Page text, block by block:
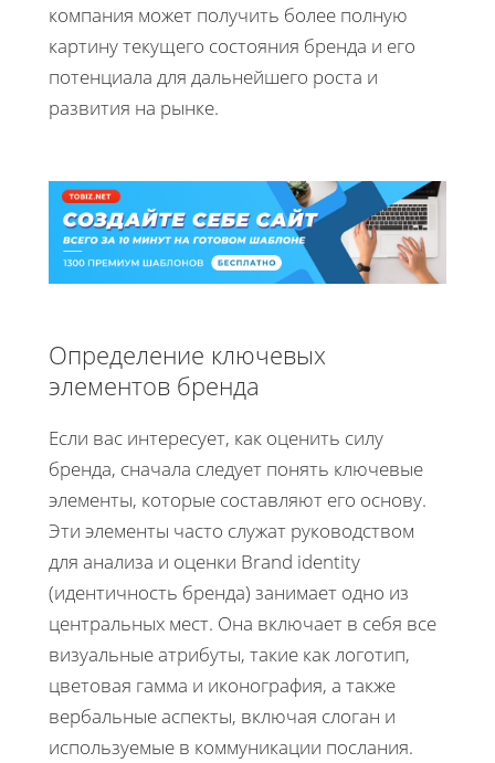
компания может получить более полную
картину текущего состояния бренда и его
потенциала для дальнейшего роста и
развития на рынке.
Определение ключевых
элементов бренда
Если вас интересует, как оценить силу
бренда, сначала следует понять ключевые
элементы, которые составляют его основу.
Эти элементы часто служат руководством
для анализа и оценки Brand identity
(идентичность бренда) занимает одно из
центральных мест. Она включает в себя все
визуальные атрибуты, такие как логотип,
цветовая гамма и иконография, а также
вербальные аспекты, включая слоган и
используемые в коммуникации послания.